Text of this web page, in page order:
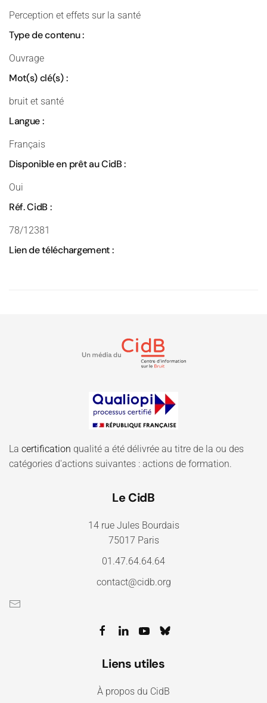
Perception et effets sur la santé
Type de contenu :
Ouvrage
Mot(s) clé(s) :
bruit et santé
Langue :
Français
Disponible en prêt au CidB :
Oui
Réf. CidB :
78/12381
Lien de téléchargement :
La certification qualité a été délivrée au titre de la ou des
catégories d'actions suivantes : actions de formation.
Le CidB
14 rue Jules Bourdais
75017 Paris
01.47.64.64.64
contact@cidb.org
Liens utiles
À propos du CidB